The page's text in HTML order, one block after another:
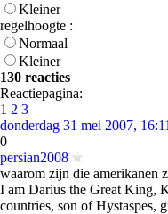
Kleiner
regelhoogte :
Normaal
Kleiner
130 reacties
Reactiepagina:
1 2 3
donderdag 31 mei 2007,
0
persian2008
waarom zijn die amerikanen
I am Darius the Great King,
countries, son of Hystaspes,